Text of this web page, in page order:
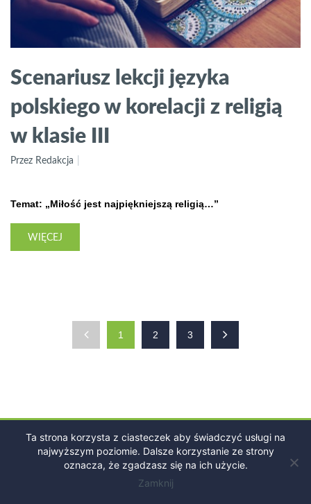
Scenariusz lekcji języka
polskiego w korelacji z religią
w klasie III
Przez Redakcja
Temat: „Miłość jest najpiękniejszą religią…”
WIĘCEJ
1 2 3
NASZ KATALOG
WYBIERZ SWOJĄ EDUKACYJNĄ ŚCIEŻKĘ Z
Ta strona korzysta z ciasteczek aby świadczyć usługi na
najwyższym poziomie. Dalsze korzystanie ze strony
oznacza, że zgadzasz się na ich użycie.
Zamknij